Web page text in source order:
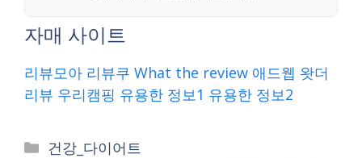
자매 사이트
리뷰모아 리뷰쿠 What the review 애드웹 왓더
리뷰 우리캠핑 유용한 정보1 유용한 정보2
Categories
건강_다이어트